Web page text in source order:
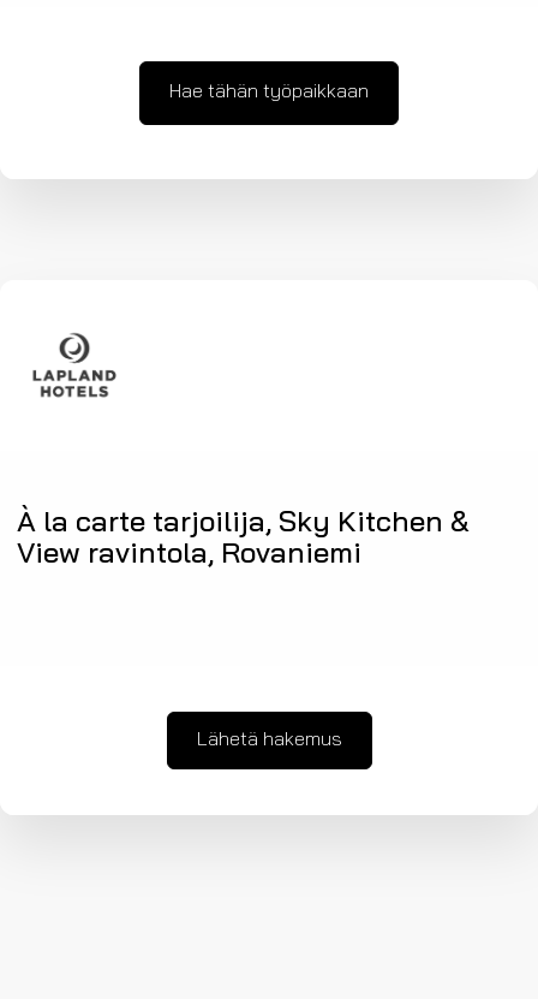
Hae tähän työpaikkaan
À la carte tarjoilija, Sky Kitchen &
View ravintola, Rovaniemi